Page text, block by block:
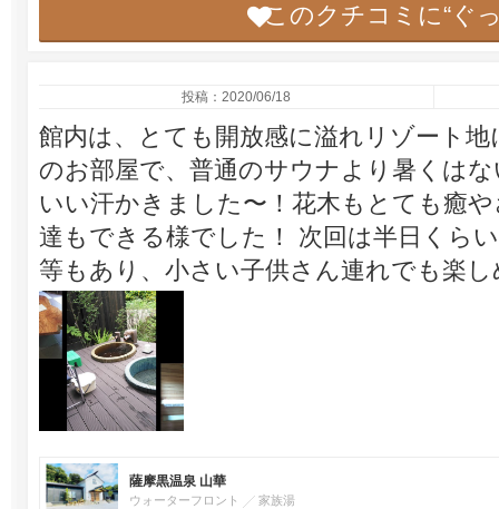
このクチコミに“ぐ
投稿：2020/06/18
館内は、とても開放感に溢れリゾート
のお部屋で、普通のサウナより暑くは
いい汗かきました〜！花木もとても癒
達もできる様でした！ 次回は半日くら
等もあり、小さい子供さん連れでも楽
薩摩黒温泉 山華
ウォーターフロント 家族湯